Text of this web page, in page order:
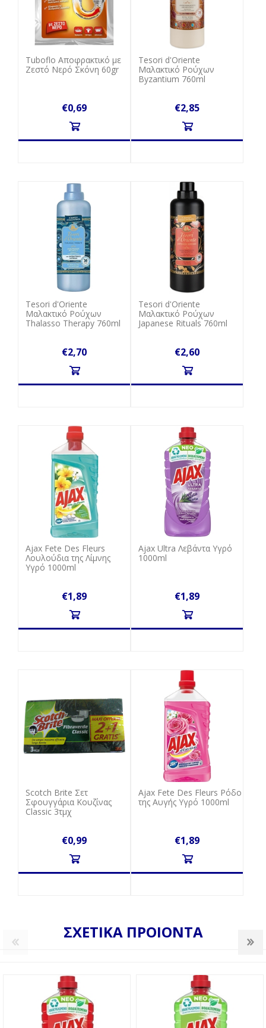
Tuboflo Αποφρακτικό με
Ζεστό Νερό Σκόνη 60gr
€0,69
Tesori d'Oriente
Μαλακτικό Ρούχων
Byzantium 760ml
€2,85
Tesori d'Oriente
Μαλακτικό Ρούχων
Thalasso Therapy 760ml
€2,70
Tesori d'Oriente
Μαλακτικό Ρούχων
Japanese Rituals 760ml
€2,60
Ajax Fete Des Fleurs
Λουλούδια της Λίμνης
Υγρό 1000ml
€1,89
Ajax Ultra Λεβάντα Υγρό
1000ml
€1,89
Scotch Brite Σετ
Σφουγγάρια Κουζίνας
Classic 3τμχ
€0,99
Ajax Fete Des Fleurs Ρόδο
της Αυγής Υγρό 1000ml
€1,89
ΣΧΕΤΙΚΑ ΠΡΟΙΟΝΤΑ